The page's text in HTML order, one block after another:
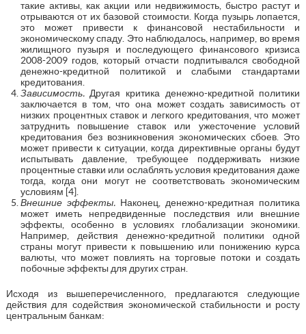
такие активы, как акции или недвижимость, быстро растут и
отрываются от их базовой стоимости. Когда пузырь лопается,
это может привести к финансовой нестабильности и
экономическому спаду. Это наблюдалось, например, во время
жилищного пузыря и последующего финансового кризиса
2008-2009 годов, который отчасти подпитывался свободной
денежно-кредитной политикой и слабыми стандартами
кредитования.
Зависимость.Другая критика денежно-кредитной политики
заключается в том, что она может создать зависимость от
низких процентных ставок и легкого кредитования, что может
затруднить повышение ставок или ужесточение условий
кредитования без возникновения экономических сбоев. Это
может привести к ситуации, когда директивные органы будут
испытывать давление, требующее поддерживать низкие
процентные ставки или ослаблять условия кредитования даже
тогда, когда они могут не соответствовать экономическим
условиям [4].
Внешние эффекты. Наконец, денежно-кредитная политика
может иметь непредвиденные последствия или внешние
эффекты, особенно в условиях глобализации экономики.
Например, действия денежно-кредитной политики одной
страны могут привести к повышению или понижению курса
валюты, что может повлиять на торговые потоки и создать
побочные эффекты для других стран.
Исходя из вышеперечисленного, предлагаются следующие
действия для содействия экономической стабильности и росту
центральным банкам: